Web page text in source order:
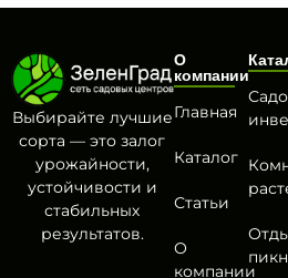
Выбирайте лучшие
сорта — это залог
урожайности,
устойчивости и
стабильных
результатов.
О
компании
Главная
Каталог
Статьи
О
компании